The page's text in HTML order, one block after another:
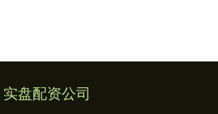
实盘配资公司